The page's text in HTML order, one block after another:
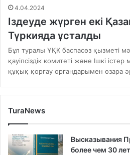
4.04.2024
Іздеуде жүрген екі
Түркияда ұсталды
Бұл туралы ҰҚК баспасөз қызметі
қауіпсіздік комитеті және Ішкі
құқық қорғау органдарымен өзара
TuraNews
Высказывания
более чем 30